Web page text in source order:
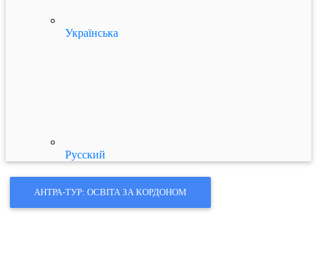
Українська
Русский
АНТРА-ТУР: ОСВІТА ЗА КОРДОНОМ